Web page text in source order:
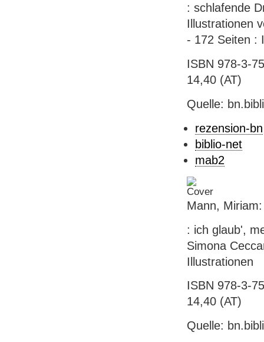
: schlafende
Illustrationen
- 172 Seiten :
ISBN 978-3-
14,40 (AT)
Quelle:
rezension-bn
biblio-net
mab2
Mann,
: ich glaub',
Simona
Illustrationen
ISBN 978-3-
14,40 (AT)
Quelle: